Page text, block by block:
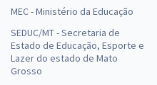
MEC - Ministério da Educação
SEDUC/MT - Secretaria de
Estado de Educação, Esporte e
Lazer do estado de Mato
Grosso